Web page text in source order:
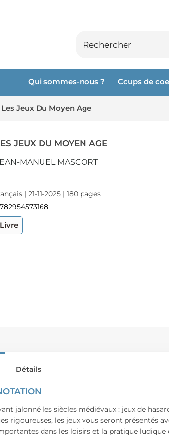
Qui sommes-nous ? Coups de
Les Jeux Du Moyen Age
JEUX DU MOYEN AGE
MANUEL MASCORT
| 21-11-2025 | 180 pages
Livre
jalonné les siècles médiévaux : jeux de
rigoureuses, les jeux vous seront présentés
dans les loisirs et la pratique ludique
Détails